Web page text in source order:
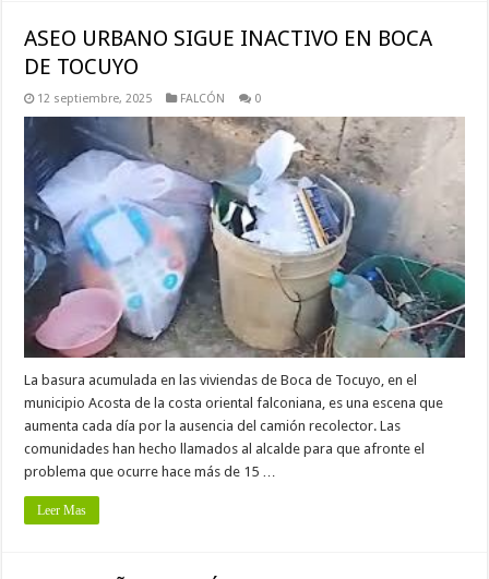
ASEO URBANO SIGUE INACTIVO EN BOCA
DE TOCUYO
12 septiembre, 2025 FALCÓN 0
La basura acumulada en las viviendas de Boca de Tocuyo, en el
municipio Acosta de la costa oriental falconiana, es una escena que
aumenta cada día por la ausencia del camión recolector. Las
comunidades han hecho llamados al alcalde para que afronte el
problema que ocurre hace más de 15 …
Leer Mas